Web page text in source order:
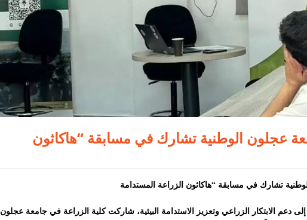
عجلون الوطنية تشارك في مسابقة “هاكاثون